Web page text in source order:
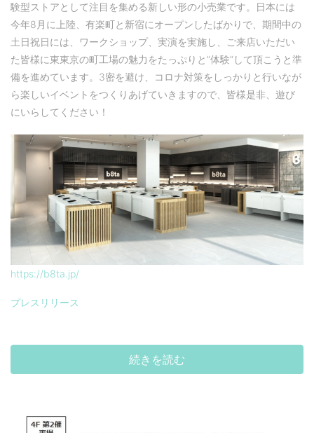
験型ストアとして注目を集める新しい形の小売業です。日本には
今年8月に上陸、有楽町と新宿にオープンしたばかりで、期間中の
土日祝日には、ワークショップ、実演を実施し、ご来店いただい
た皆様に東東京の町工場の魅力をたっぷりと”体験”して頂こうと準
備を進めています。3密を避け、コロナ対策をしっかりと行いなが
ら楽しいイベントをつくりあげていきますので、皆様是非、遊び
にいらしてください！
https://b8ta.jp/
プレスリリース
続きを読む